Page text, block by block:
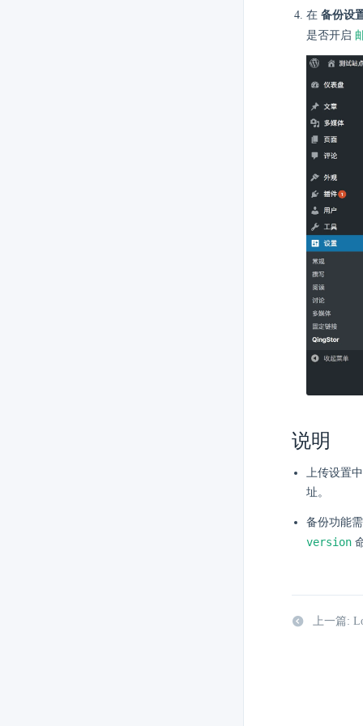
在 备份设
是否开启
说明
上传设置
址。
备份功能
version
上一篇: